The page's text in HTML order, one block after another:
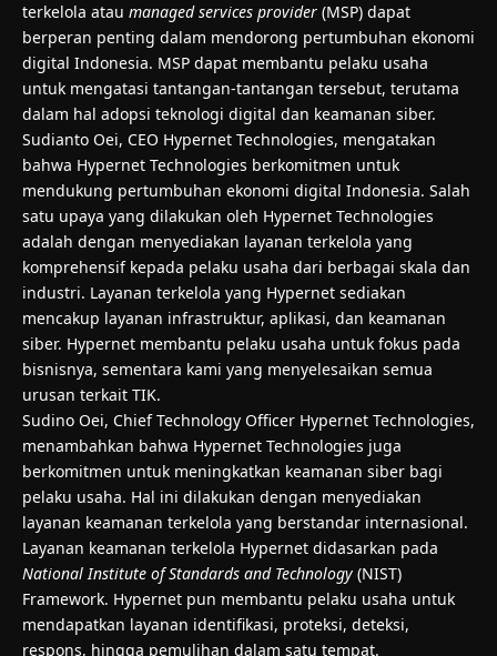
terkelola atau managed services provider (MSP) dapat
berperan penting dalam mendorong pertumbuhan ekonomi
digital Indonesia. MSP dapat membantu pelaku usaha
untuk mengatasi tantangan-tantangan tersebut, terutama
dalam hal adopsi teknologi digital dan keamanan siber.
Sudianto Oei, CEO Hypernet Technologies, mengatakan
bahwa Hypernet Technologies berkomitmen untuk
mendukung pertumbuhan ekonomi digital Indonesia. Salah
satu upaya yang dilakukan oleh Hypernet Technologies
adalah dengan menyediakan layanan terkelola yang
komprehensif kepada pelaku usaha dari berbagai skala dan
industri. Layanan terkelola yang Hypernet sediakan
mencakup layanan infrastruktur, aplikasi, dan keamanan
siber. Hypernet membantu pelaku usaha untuk fokus pada
bisnisnya, sementara kami yang menyelesaikan semua
urusan terkait TIK.
Sudino Oei, Chief Technology Officer Hypernet Technologies,
menambahkan bahwa Hypernet Technologies juga
berkomitmen untuk meningkatkan keamanan siber bagi
pelaku usaha. Hal ini dilakukan dengan menyediakan
layanan keamanan terkelola yang berstandar internasional.
Layanan keamanan terkelola Hypernet didasarkan pada
National Institute of Standards and Technology (NIST)
Framework. Hypernet pun membantu pelaku usaha untuk
mendapatkan layanan identifikasi, proteksi, deteksi,
respons, hingga pemulihan dalam satu tempat.